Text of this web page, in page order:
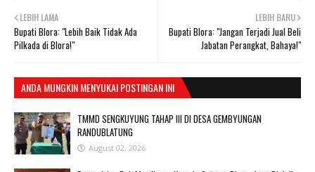
LEBIH BARU
Bupati Blora: "Jangan Terjadi Jual Beli
Jabatan Perangkat, Bahaya!"
LEBIH LAMA
Bupati Blora: "Lebih Baik Tidak Ada
Pilkada di Blora!"
ANDA MUNGKIN MENYUKAI POSTINGAN INI
TMMD SENGKUYUNG TAHAP III DI DESA GEMBYUNGAN
RANDUBLATUNG
August 02, 2026